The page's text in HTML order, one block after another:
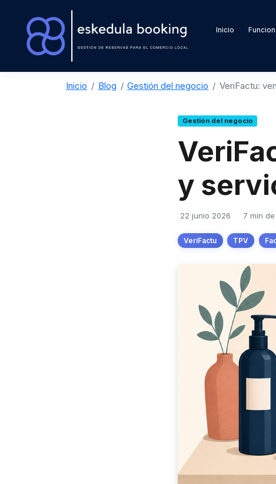
Inicio
Inicio Blog Gestión del negocio VeriFactu:
Gestión del negocio
y
22 junio 2026 7 min
VeriFactu TPV